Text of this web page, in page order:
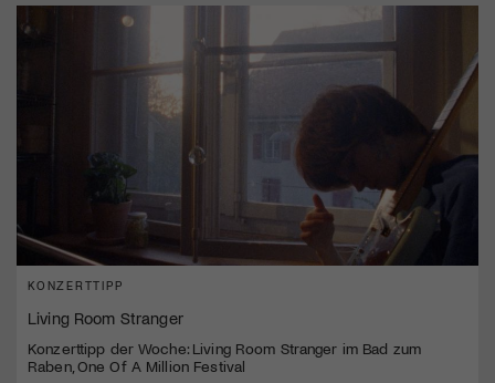
KONZERTTIPP
Living Room Stranger
Konzerttipp der Woche: Living Room Stranger im Bad zum
Raben, One Of A Million Festival